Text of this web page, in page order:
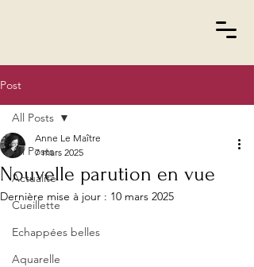
Post
All Posts
Actualité
Cueillette
Echappées belles
Aquarelle
All Posts
Nouvelle parution en vue
Anne Le Maître
7 mars 2025
Dernière mise à jour : 10 mars 2025